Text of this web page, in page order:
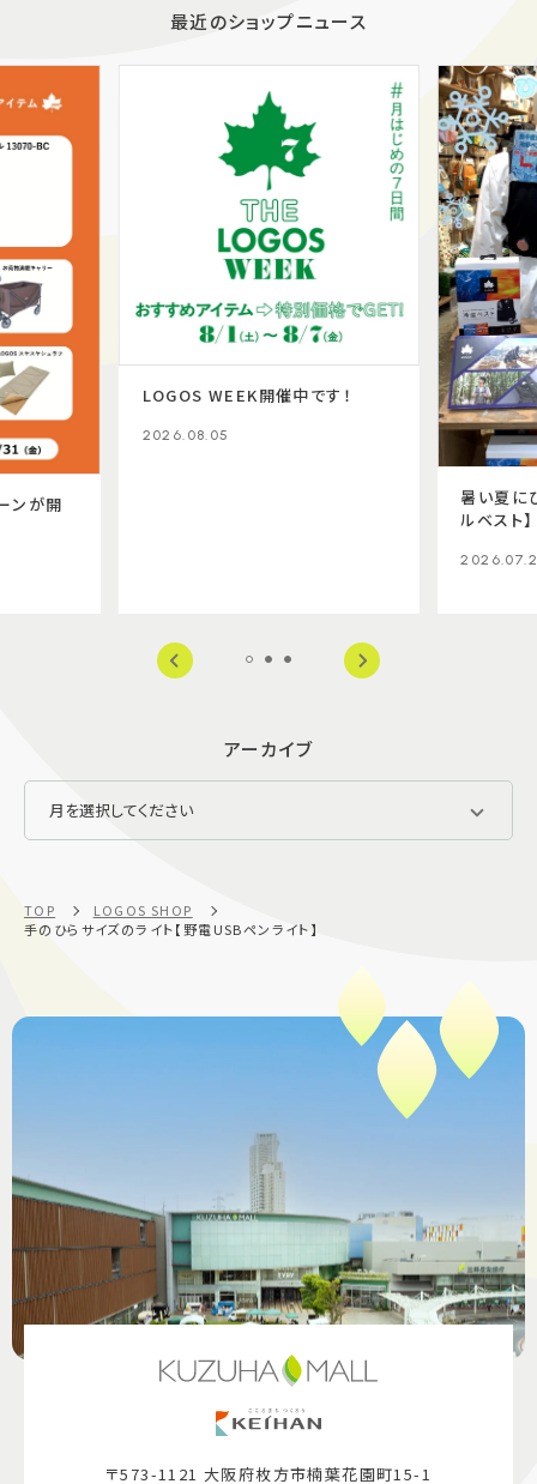
最近のショップニュース
ンが開
LOGOS WEEK開催中です！
2026.08.05
暑い夏に
ルベスト】
アーカイブ
TOP
LOGOS SHOP
手のひらサイズのライト【野電USBペンライト】
〒573-1121 大阪府枚方市楠葉花園町15-1